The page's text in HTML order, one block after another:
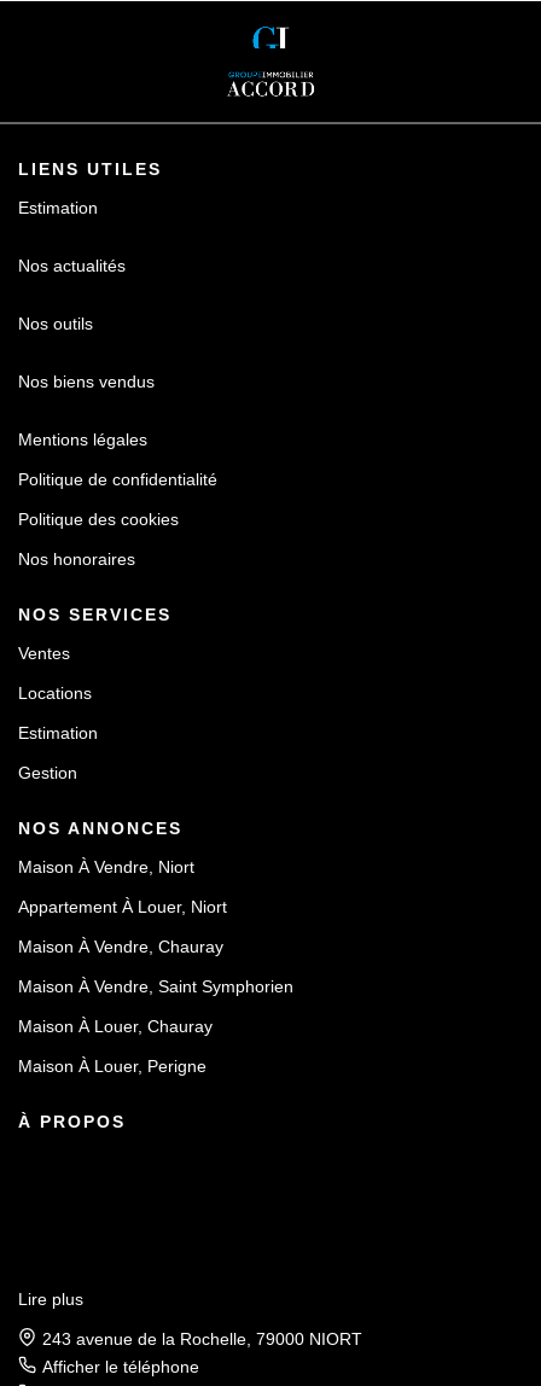
LIENS UTILES
Estimation
Nos actualités
Nos outils
Nos biens vendus
Mentions légales
Politique de confidentialité
Politique des cookies
Nos honoraires
NOS SERVICES
Ventes
Locations
Estimation
Gestion
NOS ANNONCES
Maison À Vendre, Niort
Appartement À Louer, Niort
Maison À Vendre, Chauray
Maison À Vendre, Saint Symphorien
Maison À Louer, Chauray
Maison À Louer, Perigne
À PROPOS
Lire plus
243 avenue de la Rochelle, 79000 NIORT
Afficher le téléphone